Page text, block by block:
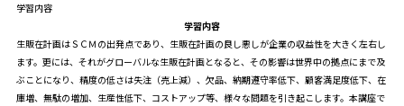
学習内容
学習内容
生販在計画はＳＣＭの出発点であり、生販在計画の良し悪しが企業の収益性を大きく左右し
ます。更には、それがグローバルな生販在計画となると、その影響は世界中の拠点にまで及
ぶことになり、精度の低さは失注（売上減）、欠品、納期遵守率低下、顧客満足度低下、在
庫増、無駄の増加、生産性低下、コストアップ等、様々な問題を引き起こします。本講座で